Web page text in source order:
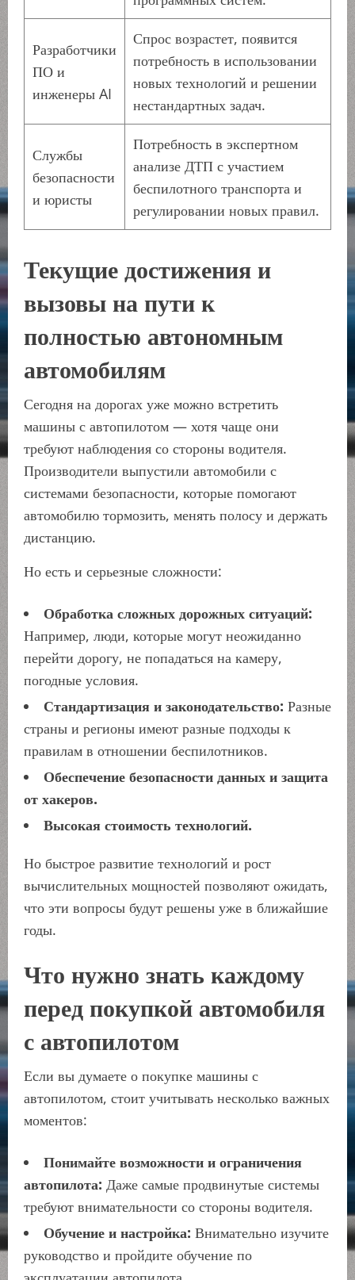
Разработчики
ПО и
инженеры AI
Спрос возрастет, появится
потребность в использовании
новых технологий и решении
нестандартных задач.
Службы
безопасности
и юристы
Потребность в экспертном
анализе ДТП с участием
беспилотного транспорта и
регулировании новых правил.
Текущие достижения и
вызовы на пути к
полностью автономным
автомобилям
Сегодня на дорогах уже можно встретить
машины с автопилотом — хотя чаще они
требуют наблюдения со стороны водителя.
Производители выпустили автомобили с
системами безопасности, которые помогают
автомобилю тормозить, менять полосу и держать
дистанцию.
Но есть и серьезные сложности:
Обработка сложных дорожных ситуаций:
Например, люди, которые могут неожиданно
перейти дорогу, не попадаться на камеру,
погодные условия.
Стандартизация и законодательство: Разные
страны и регионы имеют разные подходы к
правилам в отношении беспилотников.
Обеспечение безопасности данных и защита
от хакеров.
Высокая стоимость технологий.
Но быстрое развитие технологий и рост
вычислительных мощностей позволяют ожидать,
что эти вопросы будут решены уже в ближайшие
годы.
Что нужно знать каждому
перед покупкой автомобиля
с автопилотом
Если вы думаете о покупке машины с
автопилотом, стоит учитывать несколько важных
моментов:
Понимайте возможности и ограничения
автопилота: Даже самые продвинутые системы
требуют внимательности со стороны водителя.
Обучение и настройка: Внимательно изучите
руководство и пройдите обучение по